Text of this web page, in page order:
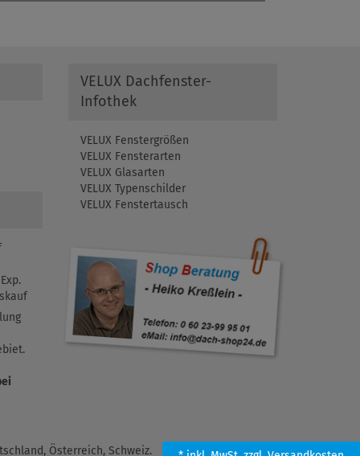
VELUX Dachfenster-
Infothek
VELUX Fenstergrößen
VELUX Fensterarten
VELUX Glasarten
VELUX Typenschilder
VELUX Fenstertausch
Österreich, Schweiz.